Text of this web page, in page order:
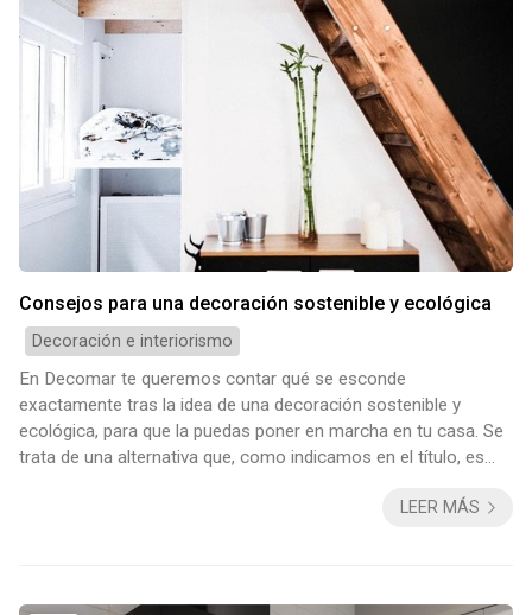
Consejos para una decoración sostenible y ecológica
Decoración e interiorismo
En Decomar te queremos contar qué se esconde
exactamente tras la idea de una decoración sostenible y
ecológica, para que la puedas poner en marcha en tu casa. Se
trata de una alternativa que, como indicamos en el título, es
haber desarrollado hasta hoy. Por eso, si quieres transformar
LEER MÁS